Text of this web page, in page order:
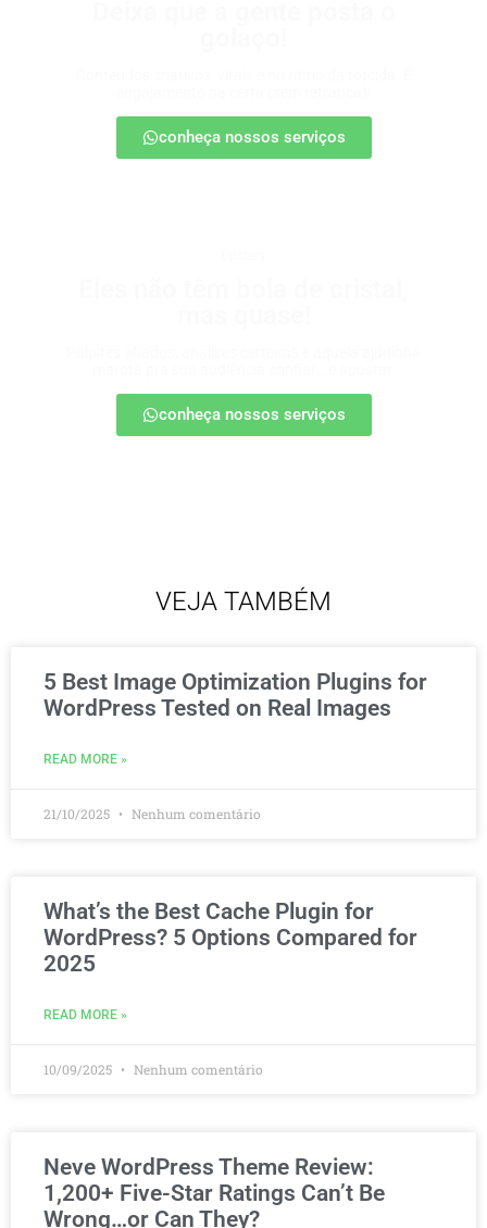
conheça nossos serviços
conheça nossos serviços
VEJA TAMBÉM
5 Best Image Optimization Plugins for
WordPress Tested on Real Images
READ MORE »
21/10/2025 Nenhum comentário
What’s the Best Cache Plugin for
WordPress? 5 Options Compared for
2025
READ MORE »
10/09/2025 Nenhum comentário
Neve WordPress Theme Review:
1,200+ Five-Star Ratings Can’t Be
Wrong…or Can They?